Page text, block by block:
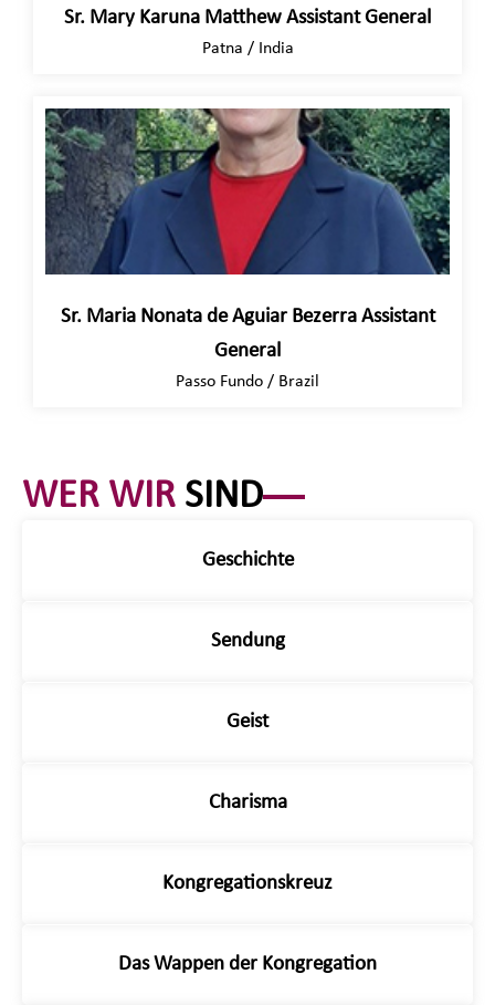
Sr. Maria Nonata de Aguiar Bezerra Assistant
General
Passo Fundo / Brazil
Sr. Mary Karuna Matthew Assistant General
Patna / India
WER WIR SIND
Geschichte
Sendung
Geist
Charisma
Kongregationskreuz
Das Wappen der Kongregation